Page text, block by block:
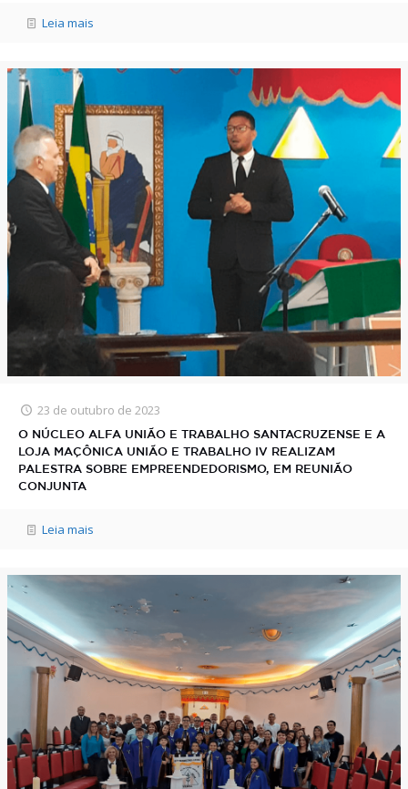
Leia mais
23 de outubro de 2023
O NÚCLEO ALFA UNIÃO E TRABALHO SANTACRUZENSE E A
LOJA MAÇÔNICA UNIÃO E TRABALHO IV REALIZAM
PALESTRA SOBRE EMPREENDEDORISMO, EM REUNIÃO
CONJUNTA
Leia mais